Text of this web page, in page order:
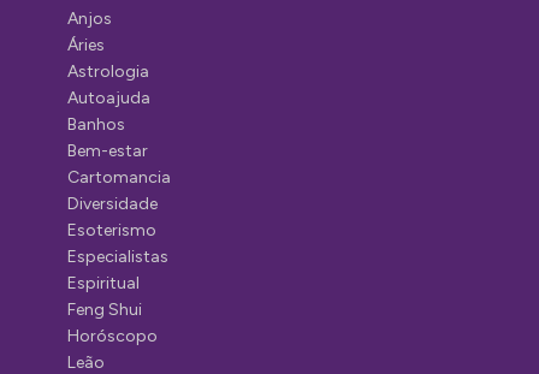
Anjos
Áries
Astrologia
Autoajuda
Banhos
Bem-estar
Cartomancia
Diversidade
Esoterismo
Especialistas
Espiritual
Feng Shui
Horóscopo
Leão